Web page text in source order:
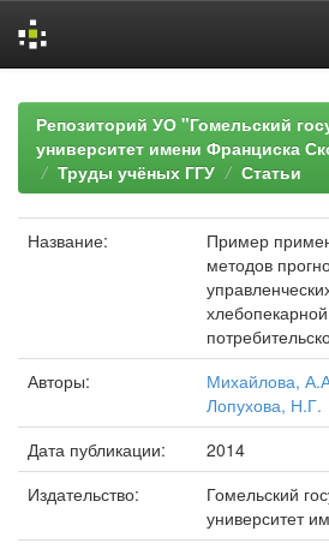
navigationРепозиторий УО "Гомельский
университет имени Франциска
Труды учёных ГГУ
Статьи
Название:
Пример
методов
Авторы:
Михайлова,
Лопухова, Н.Г.
Дата публикации:
2014
Издательство:
Гомельский
университет